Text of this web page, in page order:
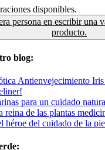
disponibles.
persona en escribir una
producto.
blog:
Antienvejecimiento
para un cuidado
reina de las plantas
héroe del cuidado de la